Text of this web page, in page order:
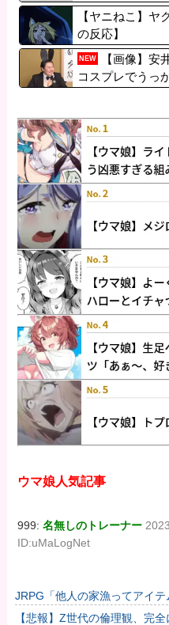
不明すぎる件
【ヤニねこ】ヤ
の反応】
NEW
【画像】安
コスプレでうっ
ウマ娘人気記事
999:名無しのトレーナー
ID:uMaLogNet
JRPG「他人の家漁ってアイテ
→欧米で馬鹿にされてしまう
【悲報】Z世代の倫理観、完